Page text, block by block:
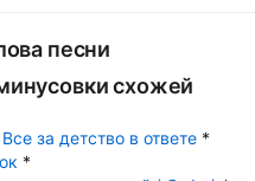
песни
схожей
Все за детство в ответе *
*